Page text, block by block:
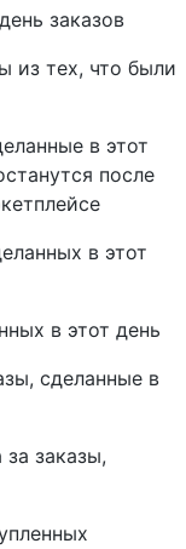
заказов
из тех, что были
в этот
после
в этот
в этот день
сделанные в
заказы,